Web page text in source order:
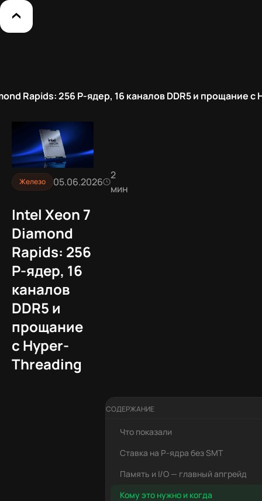
Rapids: 256 P-ядер, 16 каналов DDR5 и прощание
Железо 05.06.2026
2
мин
Intel Xeon 7
Diamond
Rapids: 256
P-ядер, 16
каналов
DDR5 и
прощание
с Hyper-
Threading
СОДЕРЖАНИЕ
Что показали
Ставка на P-ядра без SMT
Память и I/O — главный апгрейд
Кому это нужно и когда